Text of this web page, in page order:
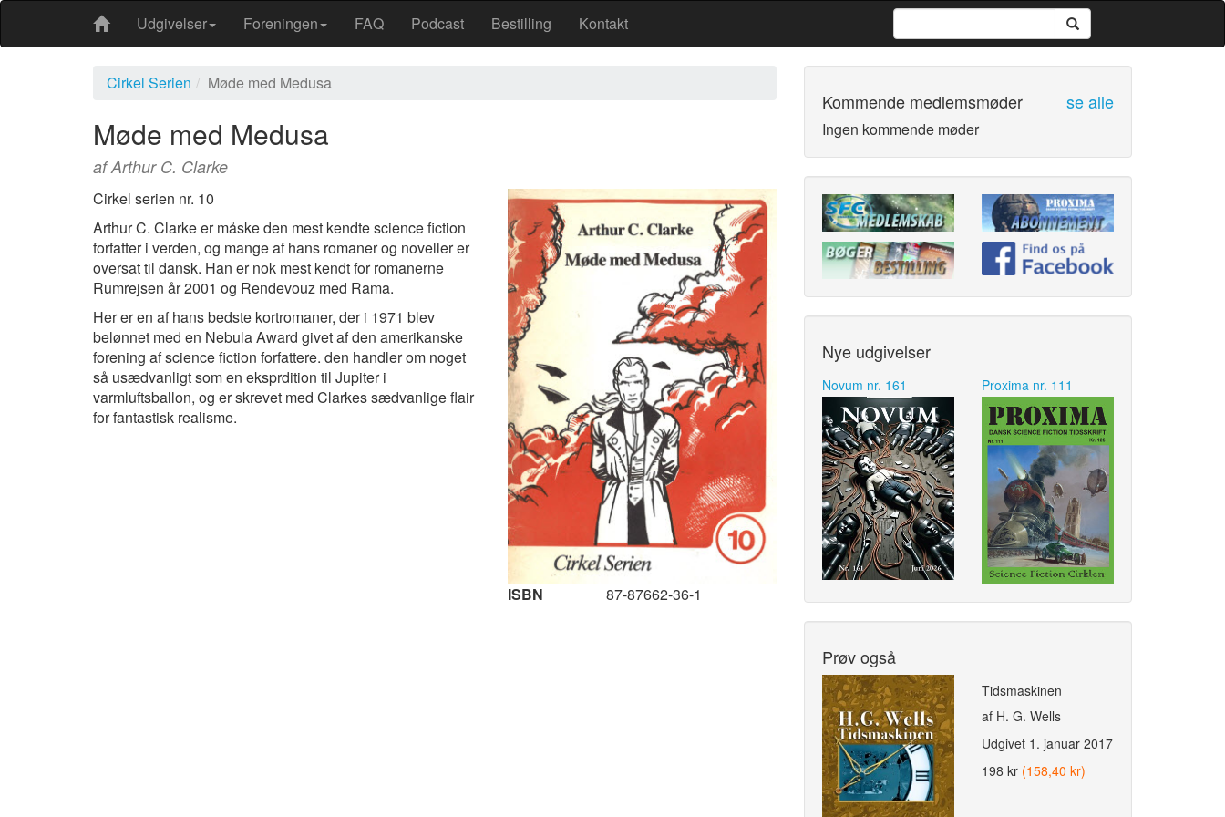
Udgivelser Foreningen FAQ Podcast Bestilling Kontakt
Cirkel Serien Møde med Medusa
Møde med Medusa
af Arthur C. Clarke
Cirkel serien nr. 10
Arthur C. Clarke er måske den mest kendte science fiction
forfatter i verden, og mange af hans romaner og noveller er
oversat til dansk. Han er nok mest kendt for romanerne
Rumrejsen år 2001 og Rendevouz med Rama.
Her er en af hans bedste kortromaner, der i 1971 blev
belønnet med en Nebula Award givet af den amerikanske
forening af science fiction forfattere. den handler om noget
så usædvanligt som en eksprdition til Jupiter i
varmluftsballon, og er skrevet med Clarkes sædvanlige flair
for fantastisk realisme.
ISBN 87-87662-36-1
Kommende medlemsmøder se alle
Ingen kommende møder
Nye udgivelser
Novum nr. 161 Proxima nr. 111
Prøv også
Tidsmaskinen
af H. G. Wells
Udgivet 1. januar 2017
198 kr (158,40 kr)